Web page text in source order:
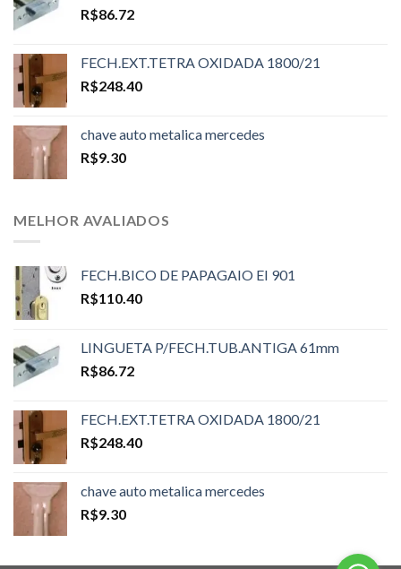
R$86.72
FECH.EXT.TETRA OXIDADA 1800/21
R$248.40
chave auto metalica mercedes
R$9.30
MELHOR AVALIADOS
FECH.BICO DE PAPAGAIO EI 901
R$110.40
LINGUETA P/FECH.TUB.ANTIGA 61mm
R$86.72
FECH.EXT.TETRA OXIDADA 1800/21
R$248.40
chave auto metalica mercedes
R$9.30